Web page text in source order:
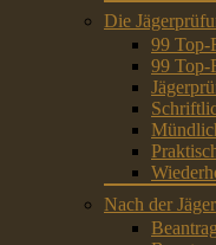
Die
99 Top-
99 Top-
Nach der